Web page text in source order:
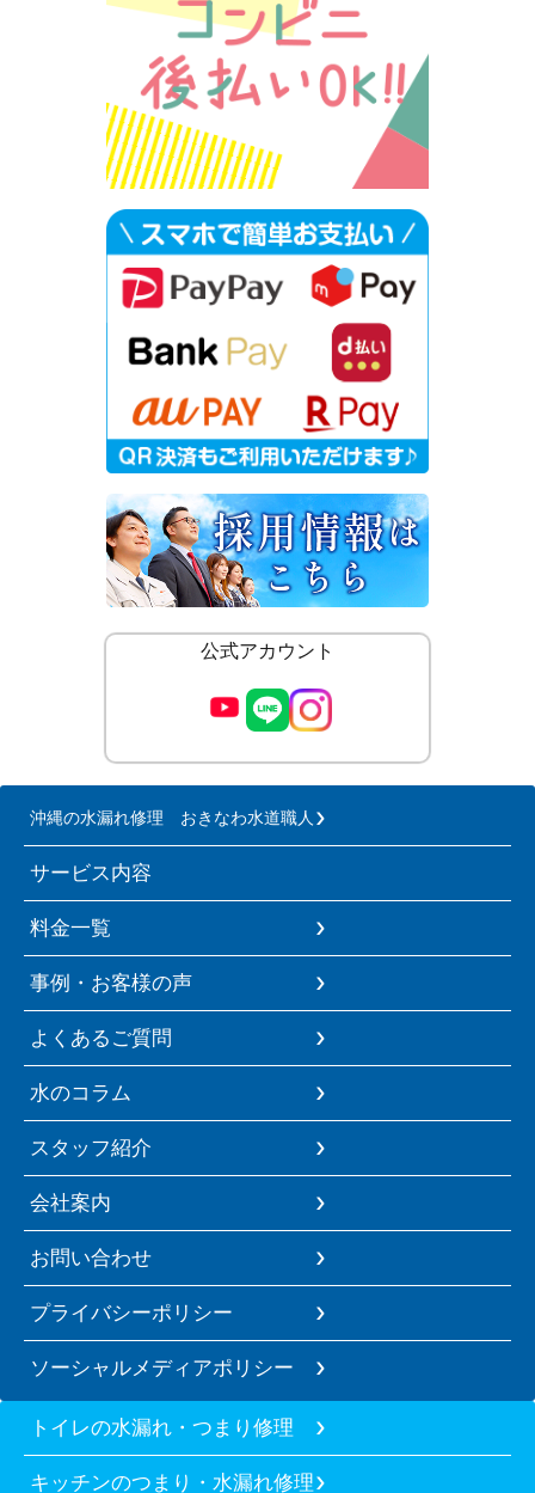
公式アカウント
沖縄の水漏れ修理 おきなわ水道職人
サービス内容
料金一覧
事例・お客様の声
よくあるご質問
水のコラム
スタッフ紹介
会社案内
お問い合わせ
プライバシーポリシー
ソーシャルメディアポリシー
トイレの水漏れ・つまり修理
キッチンのつまり・水漏れ修理